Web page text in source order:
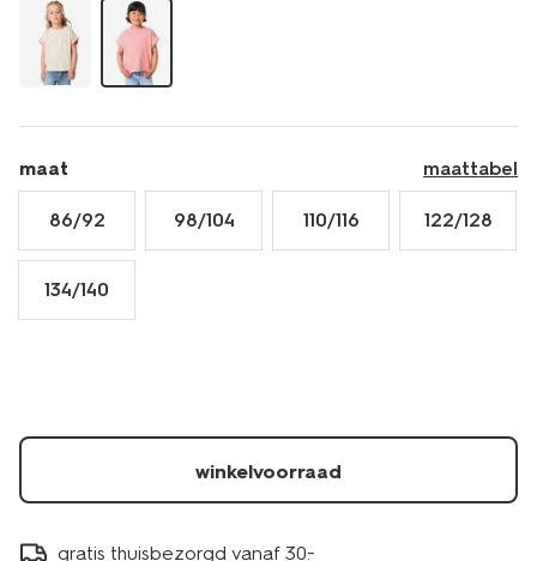
roze-
30828515PINK.html
maat maattabel
86/92 98/104 110/116 122/128
134/140
winkelvoorraad
gratis thuisbezorgd vanaf 30.-